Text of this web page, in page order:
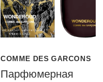
COMME DES GARCONS
Парфюмерная